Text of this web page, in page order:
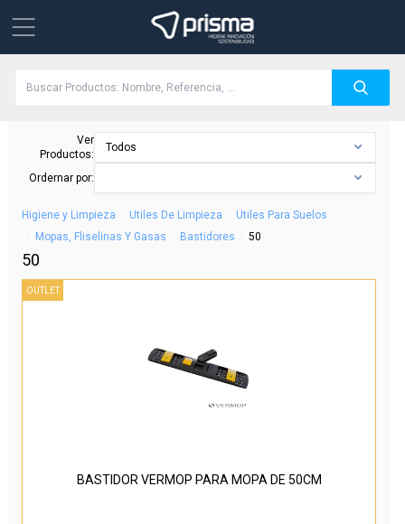
Ver
Productos:
Todos
Ordernar por:
Higiene y Limpieza Utiles De Limpieza Utiles Para Suelos
Mopas, Fliselinas Y Gasas Bastidores 50
50
OUTLET
BASTIDOR VERMOP PARA MOPA DE 50CM